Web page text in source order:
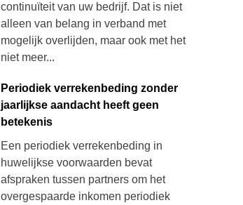
continuïteit van uw bedrijf. Dat is niet
alleen van belang in verband met
mogelijk overlijden, maar ook met het
niet meer...
Periodiek verrekenbeding zonder
jaarlijkse aandacht heeft geen
betekenis
Een periodiek verrekenbeding in
huwelijkse voorwaarden bevat
afspraken tussen partners om het
overgespaarde inkomen periodiek